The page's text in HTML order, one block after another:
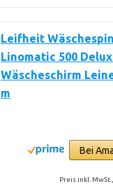
Leifheit
Linomatic 500
Wäscheschirm
m
Bei
Preis inkl.